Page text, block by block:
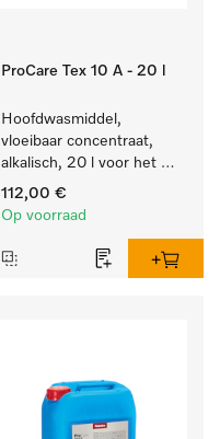
ProCare Tex 10 A - 20 l
Hoofdwasmiddel,
vloeibaar concentraat,
alkalisch, 20 l voor het
reinigen van wit wasgoed
en kleurechte bonte was.
112,00 €
Op voorraad